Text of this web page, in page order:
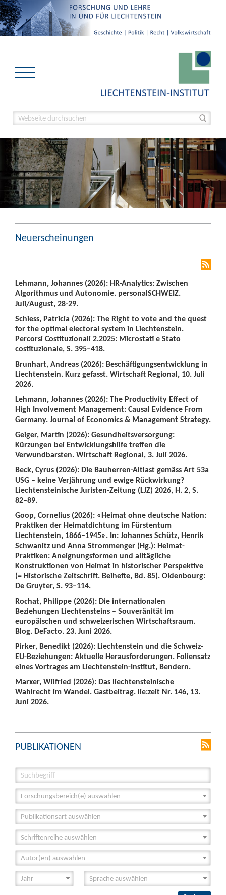
Neuerscheinungen
Lehmann, Johannes (2026): HR-Analytics: Zwischen
Algorithmus und Autonomie. personalSCHWEIZ.
Juli/August, 28-29.
Schiess, Patricia (2026): The Right to vote and the quest
for the optimal electoral system in Liechtenstein.
Percorsi Costituzionali 2.2025: Microstati e Stato
costituzionale, S. 395–418.
Brunhart, Andreas (2026): Beschäftigungsentwicklung in
Liechtenstein. Kurz gefasst. Wirtschaft Regional, 10. Juli
2026.
Lehmann, Johannes (2026): The Productivity Effect of
High Involvement Management: Causal Evidence From
Germany. Journal of Economics & Management Strategy.
Geiger, Martin (2026): Gesundheitsversorgung:
Kürzungen bei Entwicklungshilfe treffen die
Verwundbarsten. Wirtschaft Regional, 3. Juli 2026.
Beck, Cyrus (2026): Die Bauherren-Altlast gemäss Art 53a
USG – keine Verjährung und ewige Rückwirkung?
Liechtensteinische Juristen-Zeitung (LJZ) 2026, H. 2, S.
82–89.
Goop, Cornelius (2026): «Heimat ohne deutsche Nation:
Praktiken der Heimatdichtung im Fürstentum
Liechtenstein, 1866–1945». In: Johannes Schütz, Henrik
Schwanitz und Anna Strommenger (Hg.): Heimat-
Praktiken: Aneignungsformen und alltägliche
Konstruktionen von Heimat in historischer Perspektive
(= Historische Zeitschrift. Beihefte, Bd. 85). Oldenbourg:
De Gruyter, S. 93–114.
Rochat, Philippe (2026): Die internationalen
Beziehungen Liechtensteins – Souveränität im
europäischen und schweizerischen Wirtschaftsraum.
Blog. DeFacto. 23. Juni 2026.
Pirker, Benedikt (2026): Liechtenstein und die Schweiz-
EU-Beziehungen: Aktuelle Herausforderungen. Foliensatz
eines Vortrages am Liechtenstein-Institut, Bendern.
Marxer, Wilfried (2026): Das liechtensteinische
Wahlrecht im Wandel. Gastbeitrag. lie:zeit Nr. 146, 13.
Juni 2026.
PUBLIKATIONEN
Forschungsbereich(e) auswählen
Publikationsart auswählen
Schriftenreihe auswählen
Autor(en) auswählen